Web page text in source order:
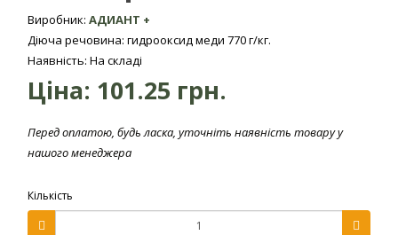
Максимальна
температура
30 місто.
Захворювання
рослини
Фітофтороз, Кокомікоз, Альтернаріоз,
Вміст діючої
Гідроксид міді, 770 г/кг
Виробник: АДИАНТ +
Діюча речовина: гидрооксид меди 770 г/кг.
Наявність: На складі
Ціна: 101.25 грн.
Перед оплатою, будь ласка, уточніть наявність товару у
нашого менеджера
Кількість